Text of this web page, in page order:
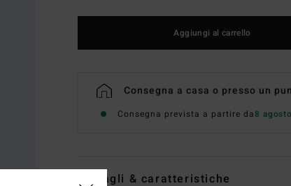
Aggiungi al carrello
Consegna a casa o presso un
Consegna prevista a partire da8 agosto
Dettagli & caratteristiche